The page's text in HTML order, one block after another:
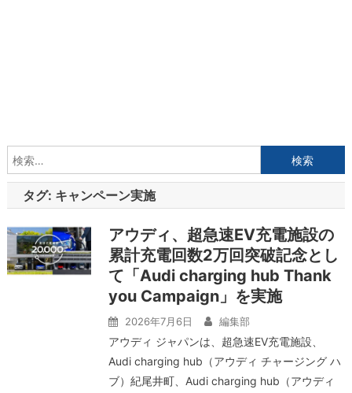
索:
タグ: キャンペーン実施
アウディ、超急速EV充電施設の
累計充電回数2万回突破記念とし
て「Audi charging hub Thank
you Campaign」を実施
2026年7月6日 編集部
アウディ ジャパンは、超急速EV充電施設、
Audi charging hub（アウディ チャージング ハ
ブ）紀尾井町、Audi charging hub（アウディ